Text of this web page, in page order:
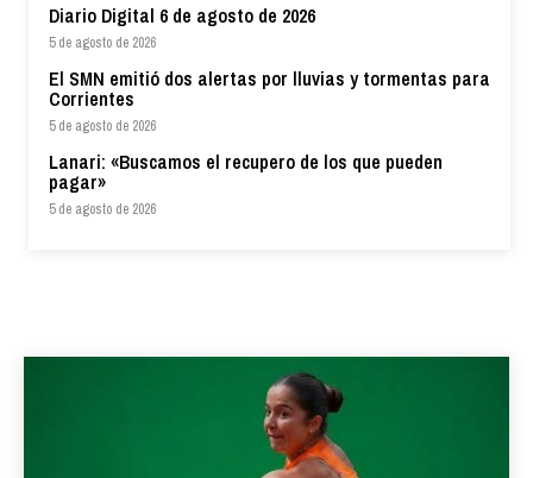
Diario Digital 6 de agosto de 2026
5 de agosto de 2026
El SMN emitió dos alertas por lluvias y tormentas para
Corrientes
5 de agosto de 2026
Lanari: «Buscamos el recupero de los que pueden
pagar»
5 de agosto de 2026